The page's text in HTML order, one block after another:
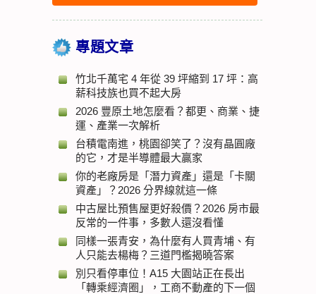
專題文章
竹北千萬宅 4 年從 39 坪縮到 17 坪：高
薪科技族也買不起大房
2026 豐原土地怎麼看？都更、商業、捷
運、產業一次解析
台積電南進，桃園卻笑了？沒有晶圓廠
的它，才是半導體最大贏家
你的老廠房是「潛力資產」還是「卡關
資產」？2026 分界線就這一條
中古屋比預售屋更好殺價？2026 房市最
反常的一件事，多數人還沒看懂
同樣一張青安，為什麼有人買青埔、有
人只能去楊梅？三道門檻揭曉答案
別只看停車位！A15 大園站正在長出
「轉乘經濟圈」，工商不動產的下一個